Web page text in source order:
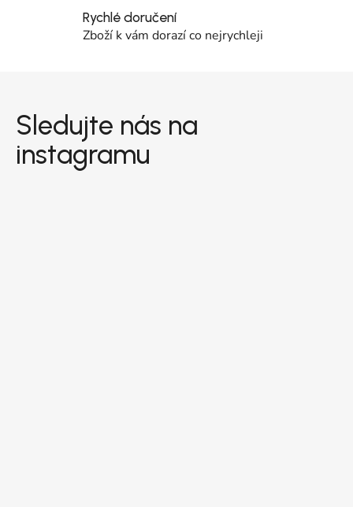
Rychlé doručení
Zboží k vám dorazí co nejrychleji
Sledujte nás na
instagramu